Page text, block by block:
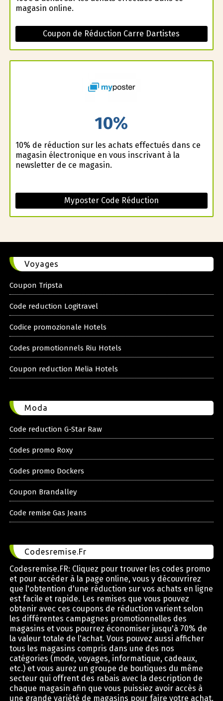
magasin online.
Coupon de Réduction Carre Dartistes
10%
10% de réduction sur les achats effectués dans ce
magasin électronique en vous inscrivant à la
newsletter de ce magasin.
Myposter Code Réduction
Voyages
Coupon Tripsta
Code reduction Logitravel
Codice promozionale Hotels
Codes promotionnels Riu Hotels
Coupon reduction Melia Hotels
Moda
Code reduction G-Star Raw
Codes promo Roxy
Codes promo Dockers
Coupon Brandalley
Code remise Gas Jeans
Codesremise.Fr
Codesremise.FR: Cliquez pour trouver les codes promo
et pour accéder à la page online, vous y découvrirez
que l'obtention d'une réduction sur vos achats en ligne
est facile et rapide. Les remises que vous pouvez
obtenir avec ces coupons de réduction varient selon
les différentes campagnes promotionnelles des
magasins et vous pourrez économiser jusqu'à 70% de
la valeur totale de l'achat. Vous pouvez aussi afficher
tous les magasins compris dans une des nos
catégories (mode, voyages, informatique, cadeaux,
etc.) et vous aurez un groupe de boutiques du même
secteur qui offrent des rabais avec la description de
chaque magasin afin que vous puissiez avoir accès à
une grande variété de magasins pour faire votre achat.